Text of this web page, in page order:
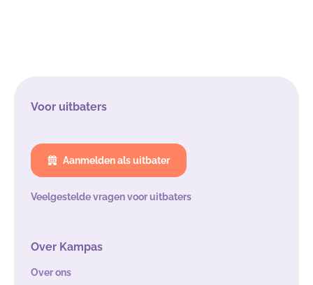
Voor uitbaters
Aanmelden als uitbater
Veelgestelde vragen voor uitbaters
Over Kampas
Over ons